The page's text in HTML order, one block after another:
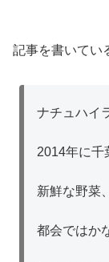
記事を書いてい
ナチュハイ
2014年に千
新鮮な野菜
都会ではか